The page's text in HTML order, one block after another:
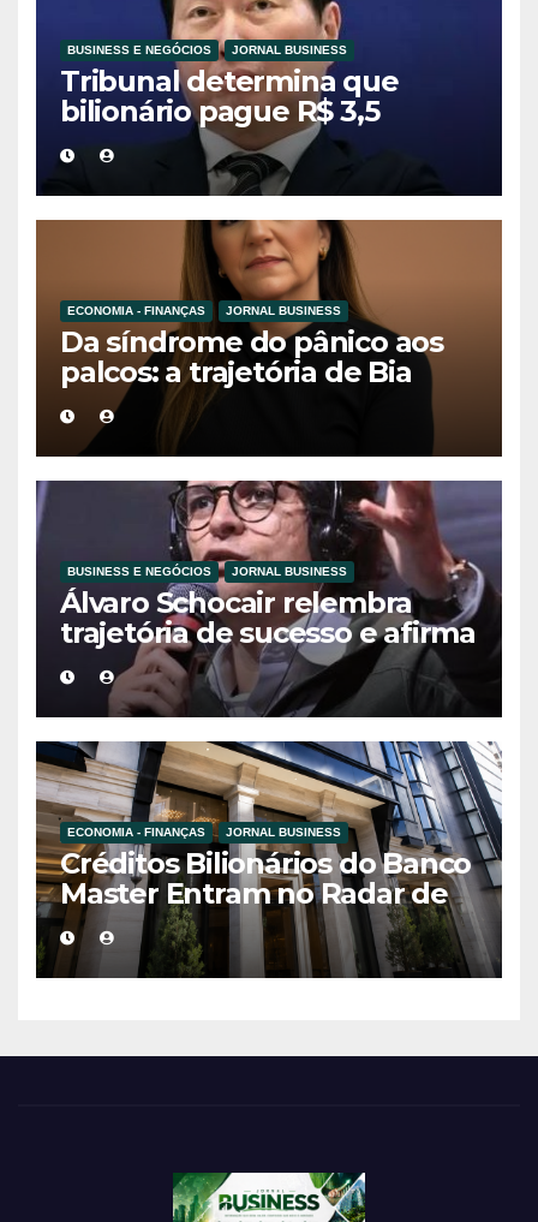
BUSINESS E NEGÓCIOS JORNAL BUSINESS
Tribunal determina que
bilionário pague R$ 3,5
bilhões à ex-esposa em
divórcio histórico na Coreia
do Sul
ECONOMIA - FINANÇAS JORNAL BUSINESS
Da síndrome do pânico aos
palcos: a trajetória de Bia
Holmes inspira uma nova
geração de mulheres líderes
BUSINESS E NEGÓCIOS JORNAL BUSINESS
Álvaro Schocair relembra
trajetória de sucesso e afirma
que propósito é o novo
motor do
empreendedorismo
ECONOMIA - FINANÇAS JORNAL BUSINESS
Créditos Bilionários do Banco
Master Entram no Radar de
Investigação por Supostas
Ligações com Esquema
Criminoso